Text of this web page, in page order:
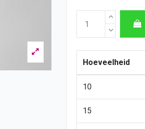
Hoeveelheid
10
15